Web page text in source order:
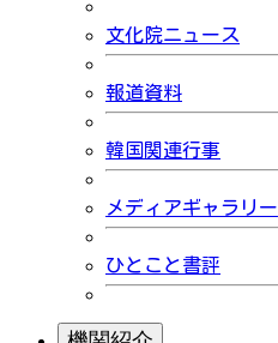
文化院ニュース
報道資料
韓国関連行事
メディアギャラリー
ひとこと書評